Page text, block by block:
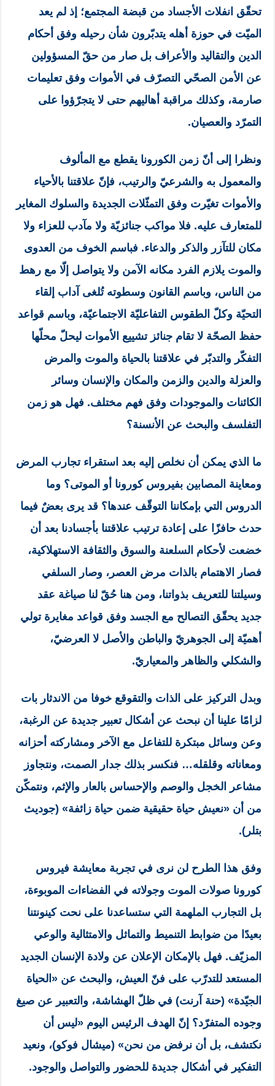
تحقّق انفلات الأجساد من قبضة المجتمع؛ إذ لم يعد
الميّت في حوزة أهله يتدبّرون شأن رحيله وفق أحكام
الدين والتقاليد والأعراف بل صار من حقّ المسؤولين
عن الأمن الصحّي التصرّف في الأموات وفق تعليمات
صارمة، وكذلك مراقبة أهاليهم حتى لا يتجرّؤوا على
التمرّد والعصيان.
ونظرا إلى أنّ زمن الكورونا يقطع مع المألوف
والمعمول به والشرعيّ والرتيب، فإنّ علاقتنا بالأحياء
والأموات تغيّرت وفق التمثّلات الجديدة والسلوك المغاير
للمتعارف عليه. فلا مواكب جنائزيّة ولا مآدب للعزاء ولا
مكان للتآزر والذكر والدعاء. فباسم الخوف من العدوى
والموت يلازم الفرد مكانه الآمن ولا يتواصل إلّا مع رهط
من الناس، وباسم القانون وسطوته تُلغى آداب إلقاء
التحيّة وكلّ الطقوس التفاعليّة الاجتماعيّة، وباسم قواعد
حفظ الصحّة لا تقام جنائز تشييع الأموات ليحلّ محلّها
التفكّر والتدبّر في علاقتنا بالحياة والموت والمرض
والعزلة والدين والزمن والمكان والإنسان وسائر
الكائنات والموجودات وفق فهم مختلف. فهل هو زمن
التفلسف والبحث عن الأنسنة؟
ما الذي يمكن أن نخلص إليه بعد استقراء تجارب المرض
ومعاينة المصابين بفيروس كورونا أو الموتى؟ وما
الدروس التي بإمكاننا التوقّف عندها؟ قد يرى بعضٌ فيما
حدث حافزًا على إعادة ترتيب علاقتنا بأجسادنا بعد أن
خضعت لأحكام السلعنة والسوق والثقافة الاستهلاكية،
فصار الاهتمام بالذات مرض العصر، وصار السلفي
وسيلتنا للتعريف بذواتنا، ومن هنا حُقّ لنا صياغة عقد
جديد يحقّق التصالح مع الجسد وفق قواعد مغايرة تولي
أهميّة إلى الجوهريّ والباطن والأصل لا العرضيّ،
والشكلي والظاهر والمعياريّ.
وبدل التركيز على الذات والتقوقع خوفا من الاندثار بات
لزامًا علينا أن نبحث عن أشكال تعبير جديدة عن الرغبة،
وعن وسائل مبتكرة للتفاعل مع الآخر ومشاركته أحزانه
ومعاناته وقلقله… فنكسر بذلك جدار الصمت، ونتجاوز
مشاعر الخجل والوصم والإحساس بالعار والإثم، ونتمكّن
من أن «نعيش حياة حقيقية ضمن حياة زائفة» (جوديث
بتلر).
وفق هذا الطرح لن نرى في تجربة معايشة فيروس
كورونا صولات الموت وجولاته في الفضاءات الموبوءة،
بل التجارب الملهمة التي ستساعدنا على نحت كينونتنا
بعيدًا من ضوابط التنميط والتماثل والامتثالية والوعي
المزيّف. فهل بالإمكان الإعلان عن ولادة الإنسان الجديد
المستعد للتدرّب على فنّ العيش، والبحث عن «الحياة
الجيّدة» (حنة آرنت) في ظلّ الهشاشة، والتعبير عن صيغ
وجوده المتفرّد؟ إنّ الهدف الرئيس اليوم «ليس أن
نكتشف، بل أن نرفض من نحن» (ميشال فوكو)، ونعيد
التفكير في أشكال جديدة للحضور والتواصل والوجود.